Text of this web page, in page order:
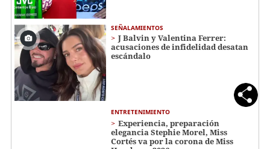
SEÑALAMIENTOS
J Balvin y Valentina Ferrer:
acusaciones de infidelidad desatan
escándalo
ENTRETENIMIENTO
Experiencia, preparación
elegancia Stephie Morel, Miss
Cortés va por la corona de Miss